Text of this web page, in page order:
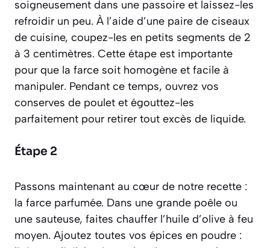
soigneusement dans une passoire et laissez-les
refroidir un peu. À l’aide d’une paire de ciseaux
de cuisine, coupez-les en petits segments de 2
à 3 centimètres. Cette étape est importante
pour que la farce soit homogène et facile à
manipuler. Pendant ce temps, ouvrez vos
conserves de poulet et égouttez-les
parfaitement pour retirer tout excès de liquide.
Étape 2
Passons maintenant au cœur de notre recette :
la farce parfumée. Dans une grande poêle ou
une sauteuse, faites chauffer l’huile d’olive à feu
moyen. Ajoutez toutes vos épices en poudre :